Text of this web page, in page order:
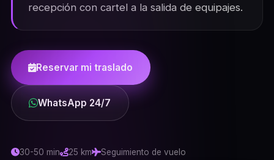
recepción con cartel a la salida de equipajes.
Reservar mi traslado
WhatsApp 24/7
30-50 min 25 km
Seguimiento de vuelo